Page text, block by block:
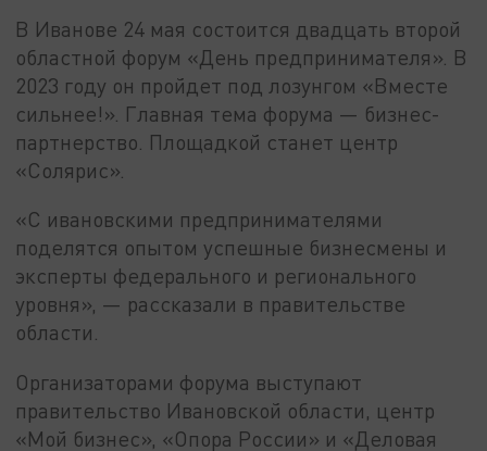
В Иванове 24 мая состоится двадцать второй
областной форум «День предпринимателя». В
2023 году он пройдет под лозунгом «Вместе
сильнее!». Главная тема форума — бизнес-
партнерство. Площадкой станет центр
«Солярис».
«С ивановскими предпринимателями
поделятся опытом успешные бизнесмены и
эксперты федерального и регионального
уровня», — рассказали в правительстве
области.
Организаторами форума выступают
правительство Ивановской области, центр
«Мой бизнес», «Опора России» и «Деловая